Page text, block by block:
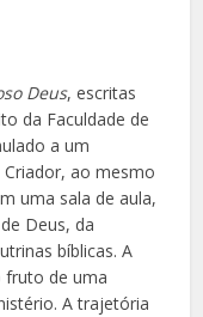
Deus, escritas
da Faculdade de
a um
ao mesmo
uma sala de aula,
Deus, da
bíblicas. A
fruto de uma
A trajetória